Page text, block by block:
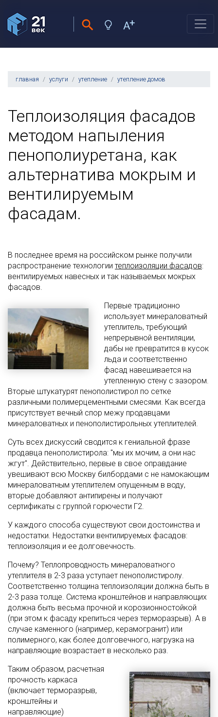
главная услуги утепление утепление домов
Теплоизоляция фасадов
методом напыления
пенополиуретана, как
альтернатива мокрым и
вентилируемым
фасадам.
В последнее время на российском рынке получили
распространение технологии теплоизоляции фасадов:
вентилируемых навесных и так называемых мокрых
фасадов.
Первые традиционно
использует минераловатный
утеплитель, требующий
непрерывной вентиляции,
дабы не превратится в кусок
льда и соответственно
фасад навешивается на
утепленную стену с зазором.
Вторые штукатурят пенополистирол по сетке
различными полимерцементными смесями. Как всегда
присутствует вечный спор межу продавцами
минераловатных и пенополистирольных утеплителей.
Суть всех дискуссий сводится к гениальной фразе
продавца пенополистирола: "мы их мочим, а они нас
жгут". Действительно, первые в свое оправдание
увешивают всю Москву билбордами с не намокающим
минераловатным утеплителем опущенным в воду,
вторые добавляют антипирены и получают
сертификаты с группой горючести Г2.
У каждого способа существуют свои достоинства и
недостатки. Недостатки вентилируемых фасадов:
теплоизоляция и ее долговечность.
Почему? Теплопроводность минераловатного
утеплителя в 2-3 раза уступает пенополистиролу.
Соответственно толщина теплоизоляции должна быть в
2-3 раза толще. Система кронштейнов и направляющих
должна быть весьма прочной и корозионностойкой
(при этом к фасаду крепиться через терморазрыв). А в
случае каменного (например, керамогранит) или
полимерного, как более долговечного, нагрузка на
направляющие возрастает в несколько раз.
Таким образом, расчетная
прочность каркаса
(включает терморазрыв,
кронштейны и
направляющие)